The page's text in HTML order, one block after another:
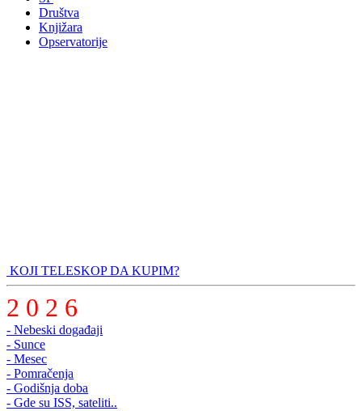
Društva
Knjižara
Opservatorije
KOJI TELESKOP DA KUPIM?
2 0 2 6
- Nebeski događaji
- Sunce
- Mesec
- Pomračenja
- Godišnja doba
- Gde su ISS, sateliti..